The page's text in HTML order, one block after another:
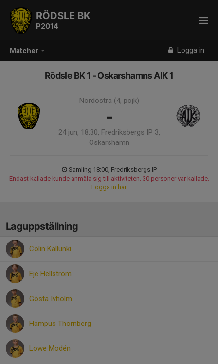
Matcher Logga in
RÖDSLE BK
P2014
Rödsle BK 1 - Oskarshamns AIK 1
Nordöstra (4, pojk)
-
24 jun, 18:30, Fredriksbergs IP 3,
Oskarshamn
Samling 18:00, Fredriksbergs IP
Endast kallade kunde anmäla sig till aktiviteten. 30 personer var kallade.
Logga in här
Laguppställning
Colin Kallunki
Eje Hellström
Gösta Ivholm
Hampus Thornberg
Lowe Modén